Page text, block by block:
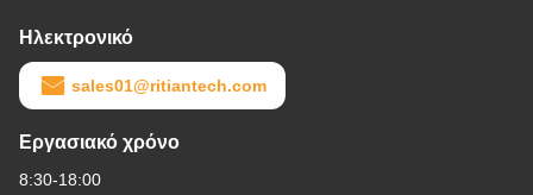
Ηλεκτρονικό
sales01@ritiantech.com
Εργασιακό χρόνο
8:30-18:00